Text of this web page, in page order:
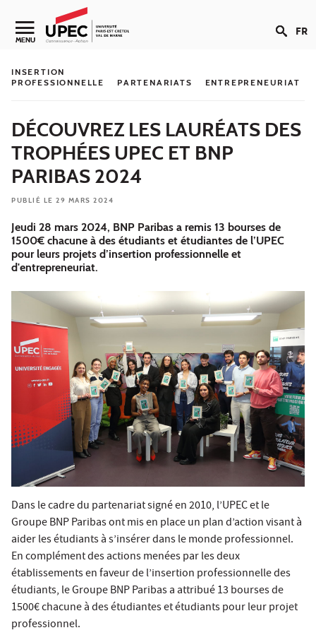
Aller au contenu
Navigation secondaire
MENU FR
INSERTION
PROFESSIONNELLE
PARTENARIATS ENTREPRENEURIAT
DÉCOUVREZ LES LAURÉATS DES
TROPHÉES UPEC ET BNP
PARIBAS 2024
PUBLIÉ LE 29 MARS 2024
Jeudi 28 mars 2024, BNP Paribas a remis 13 bourses de
1500€ chacune à des étudiants et étudiantes de l’UPEC
pour leurs projets d’insertion professionnelle et
d'entrepreneuriat.
Dans le cadre du partenariat signé en 2010, l’UPEC et le
Groupe BNP Paribas ont mis en place un plan d’action visant à
aider les étudiants à s’insérer dans le monde professionnel.
En complément des actions menées par les deux
établissements en faveur de l’insertion professionnelle des
étudiants, le Groupe BNP Paribas a attribué 13 bourses de
1500€ chacune à des étudiantes et étudiants pour leur projet
professionnel.